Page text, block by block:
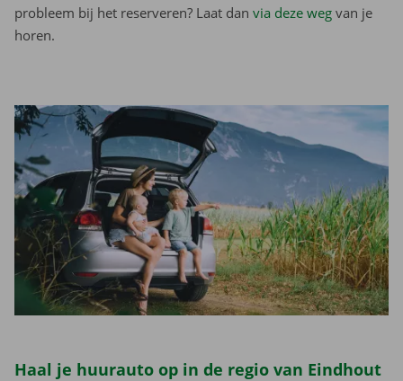
probleem bij het reserveren? Laat dan via deze weg van je
horen.
Haal je huurauto op in de regio van Eindhout